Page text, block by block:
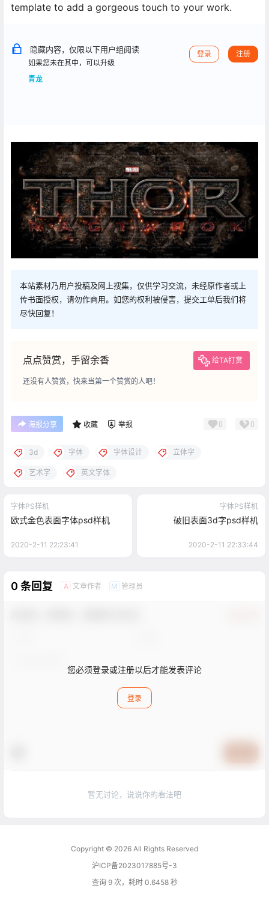
template to add a gorgeous touch to your work.
隐藏内容，仅限以下用户组阅读
如果您未在其中，可以升级
青龙
登录 注册
本站素材乃用户投稿及网上搜集，仅供学习交流，未经原作者或上
传书面授权，请勿作商用。如您的权利被侵害，提交工单后我们将
尽快回复！
点点赞赏，手留余香 给TA打赏
还没有人赞赏，快来当第一个赞赏的人吧！
海报分享 收藏 举报 0 0
3d 字体 字体设计 立体字
艺术字 英文字体
字体PS样机
欧式金色表面字体psd样机
2020-2-11 22:23:41
字体PS样机
破旧表面3d字psd样机
2020-2-11 22:33:44
0 条回复 A 文章作者 M 管理员
您必须登录或注册以后才能发表评论
登录
暂无讨论，说说你的看法吧
Copyright © 2026 All Rights Reserved
沪ICP备2023017885号-3
查询 9 次，耗时 0.6458 秒